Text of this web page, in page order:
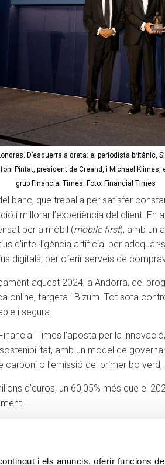
i els anuncis, oferir funcions
D’esquerra a dreta: el periodista britànic,
Pintat, president de Creand, i Michael Klimes,
grup Financial Times. Foto: Financial Times
banc, que treballa per satisfer
i millorar l’experiència del client. En
per a mòbil (mobile first), amb un
d’intel·ligència artificial per
digitals, per oferir serveis de
aquest 2024, a Andorra, del
online, targeta i Bizum. Tot sota
i segura.
Times l’aposta per la
amb un model de
o l’emissió del primer bo
d’euros, un 60,05% més que el